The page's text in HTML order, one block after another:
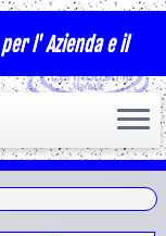
l' Azienda e il